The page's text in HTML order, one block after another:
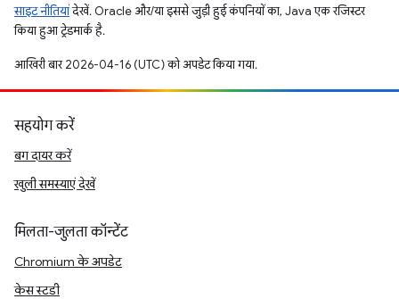
साइट नीतियांदेखें. Oracle और/या इससे जुड़ी हुई कंपनियों का, Java एक रजिस्टर
किया हुआ ट्रेडमार्क है.
आखिरी बार 2026-04-16 (UTC) को अपडेट किया गया.
सहयोग करें
बग दायर करें
खुली समस्याएं देखें
मिलता-जुलता कॉन्टेंट
Chromium के अपडेट
केस स्टडी